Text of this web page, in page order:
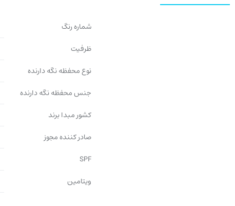
شماره رنگ
ظرفیت
نوع محفظه نگه دارنده
جنس محفظه نگه دارنده
کشور مبدا برند
صادر کننده مجوز
SPF
ویتامین